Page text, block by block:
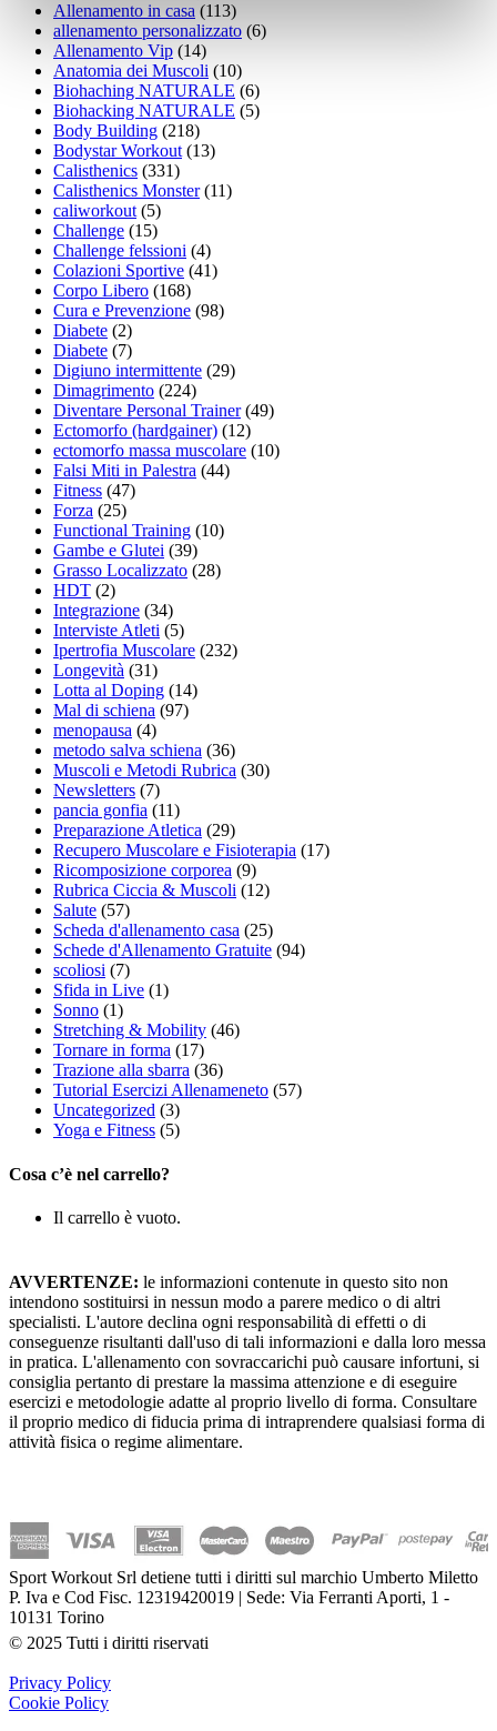
Allenamento in casa (113)
allenamento personalizzato (6)
Allenamento Vip (14)
Anatomia dei Muscoli (10)
Biohaching NATURALE (6)
Biohacking NATURALE (5)
Body Building (218)
Bodystar Workout(13)
Calisthenics (331)
Calisthenics Monster(11)
caliworkout(5)
Challenge (15)
Challenge felssioni (4)
Colazioni Sportive (41)
Corpo Libero (168)
Cura e Prevenzione (98)
Diabete (2)
Diabete (7)
Digiuno intermittente (29)
Dimagrimento (224)
Diventare Personal Trainer(49)
Ectomorfo (hardgainer) (12)
ectomorfo massa muscolare (10)
Falsi Miti in Palestra (44)
Fitness (47)
Forza (25)
Functional Training (10)
Gambe e Glutei (39)
Grasso Localizzato (28)
HDT (2)
Integrazione (34)
Interviste Atleti (5)
Ipertrofia Muscolare (232)
Longevità (31)
Lotta al Doping (14)
Mal di schiena (97)
menopausa (4)
metodo salva schiena (36)
Muscoli e Metodi Rubrica (30)
Newsletters (7)
pancia gonfia (11)
Preparazione Atletica (29)
Recupero Muscolare e Fisioterapia (17)
Ricomposizione corporea (9)
Rubrica Ciccia & Muscoli (12)
Salute (57)
Scheda d'allenamento casa (25)
Schede d'Allenamento Gratuite (94)
scoliosi (7)
Sfida in Live (1)
Sonno (1)
Stretching & Mobility (46)
Tornare in forma (17)
Trazione alla sbarra (36)
Tutorial Esercizi Allenameneto (57)
Uncategorized (3)
Yoga e Fitness (5)
Cosa c’è nel carrello?
Il carrello è vuoto.
AVVERTENZE: le informazioni contenute in questo sito non
intendono sostituirsi in nessun modo a parere medico o di altri
specialisti. L'autore declina ogni responsabilità di effetti o di
conseguenze risultanti dall'uso di tali informazioni e dalla loro messa
in pratica. L'allenamento con sovraccarichi può causare infortuni, si
consiglia pertanto di prestare la massima attenzione e di eseguire
esercizi e metodologie adatte al proprio livello di forma. Consultare
il proprio medico di fiducia prima di intraprendere qualsiasi forma di
attività fisica o regime alimentare.
Sport Workout Srl detiene tutti i diritti sul marchio Umberto Miletto
P. Iva e Cod Fisc. 12319420019 | Sede: Via Ferranti Aporti, 1 -
10131 Torino
© 2025 Tutti i diritti riservati
Privacy Policy
Cookie Policy